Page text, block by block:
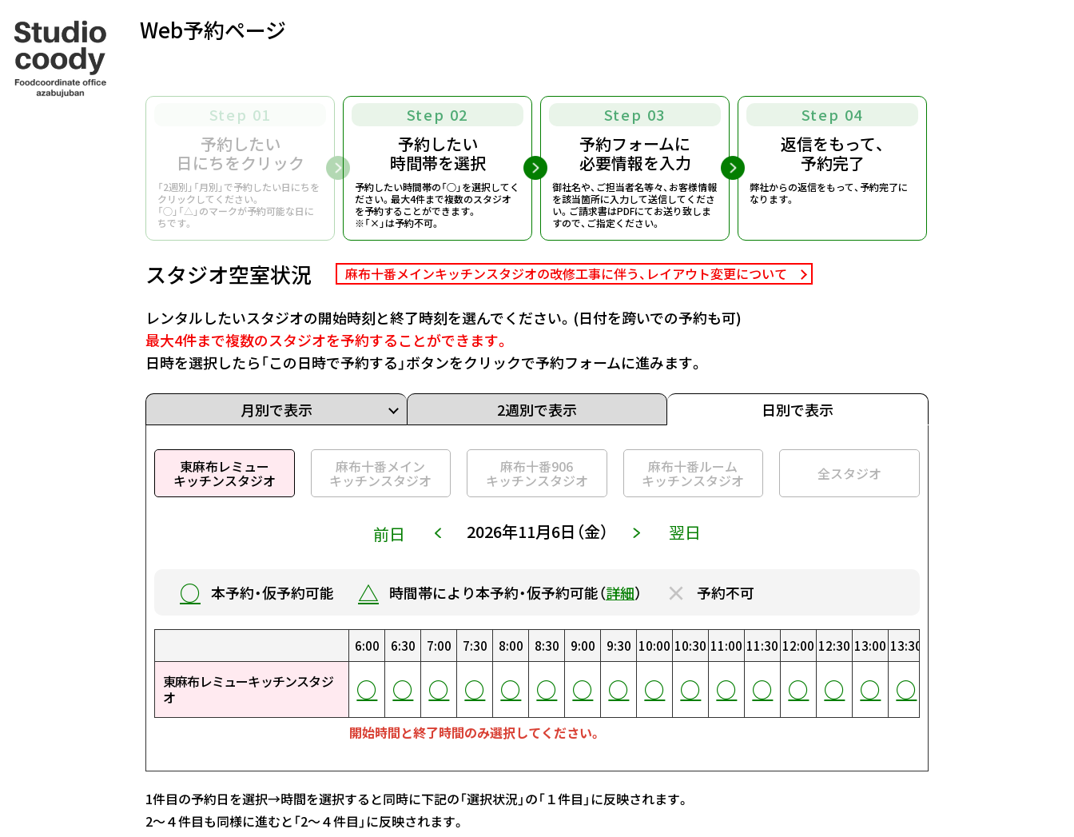
Web予約ページ
Step 01
予約したい
日にちをクリック
「2週別」「月別」で予約したい日にちを
クリックしてください。
「○」「△」のマークが予約可能な日に
ちです。
Step 02
予約したい
時間帯を選択
予約したい時間帯の「○」を選択してく
ださい。 最大4件まで複数のスタジオ
を予約することができます。
※「×」は予約不可。
Step 03
予約フォームに
必要情報を入力
御社名や、ご担当者名等々、お客様情報
を該当箇所に入力して送信してくださ
い。 ご請求書はPDFにてお送り致しま
すので、ご指定ください。
Step 04
返信をもって、
予約完了
弊社からの返信をもって、予約完了に
なります。
スタジオ空室状況 麻布十番メインキッチンスタジオの改修工事に伴う、 レイアウト変更について
レンタルしたいスタジオの開始時刻と終了時刻を選んでください。(日付を跨いでの予約も可)
最大4件まで複数のスタジオを予約することができます。
日時を選択したら「この日時で予約する」ボタンをクリックで予約フォームに進みます。
月別で表示 2週別で表示 日別で表示
東麻布レミュー
キッチンスタジオ
麻布十番メイン
キッチンスタジオ
麻布十番906
キッチンスタジオ
麻布十番ルーム
キッチンスタジオ 全スタジオ
前日 2026年11月6日（金） 翌日
○ 本予約・仮予約可能 △ 時間帯により本予約・仮予約可能（詳細） × 予約不可
東麻布レミューキッチンスタジ
オ
○ ○ ○ ○ ○
21:30
○
22:00
○
22:30
○
23:00
○
23:30
○
○ ○ ○ ○ ○ ○
14:00
○
14:30
○
15:00
○
15:30
○
16:00
○
16:30
○
17:00
○
17:30
○
18:00
○
18:30
○
19:00
○
19:30
○
20:00
○
20:30
○
21:00
○
21:30
○
○ ○ ○ ○ ○
6:00
○
6:30
○
7:00
○
7:30
○
8:00
○
8:30
○
9:00
○
9:30
○
10:00
○
10:30
○
11:00
○
11:30
○
12:00
○
12:30
○
13:00
○
13:30
○
0:00
○
0:30
○
1:00
○
1:30
○
2:00
○
2:30
○
3:00
○
3:30
○
4:00
○
4:30
○
5:00
○
5:30
○
開始時間と終了時間のみ選択してください。
1件目の予約日を選択→時間を選択すると同時に下記の「選択状況」の「１件目」に反映されます。
2～４件目も同様に進むと「2～４件目」に反映されます。